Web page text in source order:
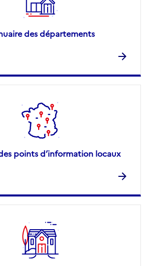
des départements
points d’information locaux